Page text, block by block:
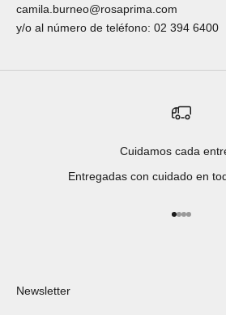
camila.burneo@rosaprima.com
y/o al número de teléfono: 02 394 6400
Cuidamos cada
Entregadas con cuidado en
Ir al
Ir al
Ir al
Ir al
Newsletter